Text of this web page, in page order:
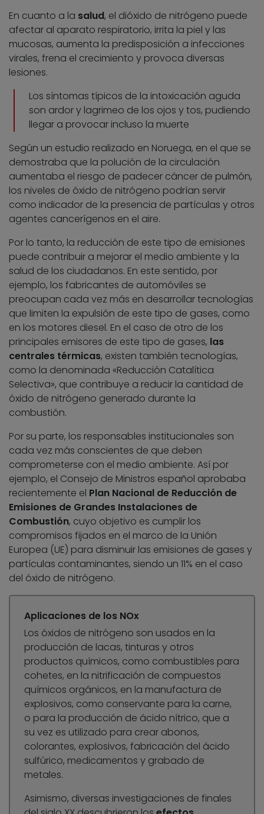
En cuanto a la salud, el dióxido de nitrógeno puede
afectar al aparato respiratorio, irrita la piel y las
mucosas, aumenta la predisposición a infecciones
virales, frena el crecimiento y provoca diversas
lesiones.
Los síntomas típicos de la intoxicación aguda
son ardor y lagrimeo de los ojos y tos, pudiendo
llegar a provocar incluso la muerte
Según un estudio realizado en Noruega, en el que se
demostraba que la polución de la circulación
aumentaba el riesgo de padecer cáncer de pulmón,
los niveles de óxido de nitrógeno podrían servir
como indicador de la presencia de partículas y otros
agentes cancerígenos en el aire.
Por lo tanto, la reducción de este tipo de emisiones
puede contribuir a mejorar el medio ambiente y la
salud de los ciudadanos. En este sentido, por
ejemplo, los fabricantes de automóviles se
preocupan cada vez más en desarrollar tecnologías
que limiten la expulsión de este tipo de gases, como
en los motores diesel. En el caso de otro de los
principales emisores de este tipo de gases, las
centrales térmicas, existen también tecnologías,
como la denominada «Reducción Catalítica
Selectiva», que contribuye a reducir la cantidad de
óxido de nitrógeno generado durante la
combustión.
Por su parte, los responsables institucionales son
cada vez más conscientes de que deben
comprometerse con el medio ambiente. Así por
ejemplo, el Consejo de Ministros español aprobaba
recientemente el Plan Nacional de Reducción de
Emisiones de Grandes Instalaciones de
Combustión, cuyo objetivo es cumplir los
compromisos fijados en el marco de la Unión
Europea (UE) para disminuir las emisiones de gases y
partículas contaminantes, siendo un 11% en el caso
del óxido de nitrógeno.
Aplicaciones de los NOx
Los óxidos de nitrógeno son usados en la
producción de lacas, tinturas y otros
productos químicos, como combustibles para
cohetes, en la nitrificación de compuestos
químicos orgánicos, en la manufactura de
explosivos, como conservante para la carne,
o para la producción de ácido nítrico, que a
su vez es utilizado para crear abonos,
colorantes, explosivos, fabricación del ácido
sulfúrico, medicamentos y grabado de
metales.
Asimismo, diversas investigaciones de finales